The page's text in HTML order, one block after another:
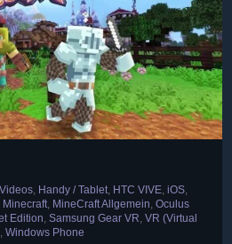
Handy / Tablet HTC VIVE iOS
Minecraft MineCraft Allgemein Oculus
Edition Samsung Gear VR VR (Virtual
Windows Phone